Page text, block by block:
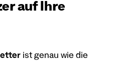
auf Ihre
ist genau wie die